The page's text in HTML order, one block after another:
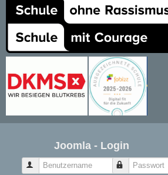
Joomla - Login
Benutzername Passwort